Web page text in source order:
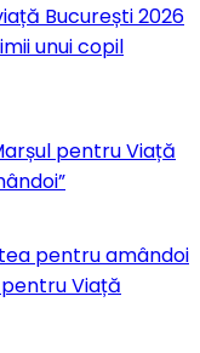
București 2026
unui copil
pentru Viață
pentru amândoi
Viață